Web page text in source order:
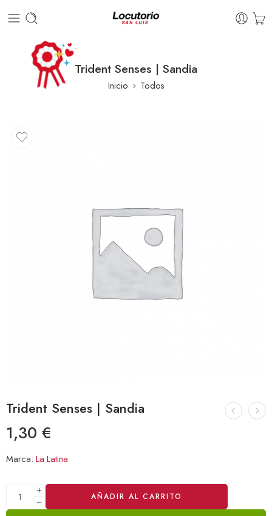
Trident Senses | Sandia
Inicio Todos
Trident Senses | Sandia
1,30 €
Marca: La Latina
AÑADIR AL CARRITO
Alternative: